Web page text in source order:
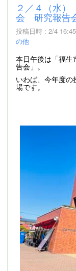
２／４（水）
会 研究報告
投稿日時 : 2/4 16:45
の他
本日午後は「福
告会」。
いわば、今年度
場です。